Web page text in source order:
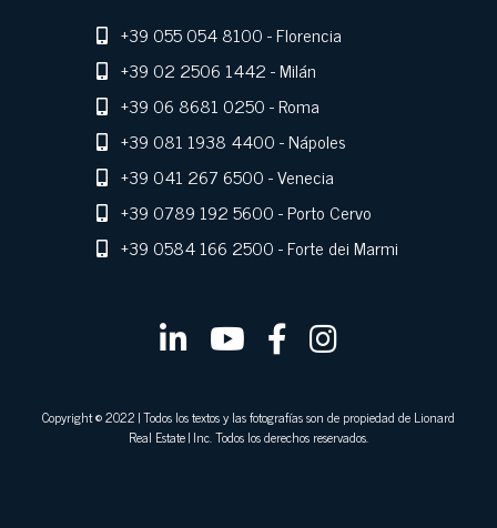
+39 055 054 8100- Florencia
+39 02 2506 1442- Milán
+39 06 8681 0250- Roma
+39 081 1938 4400- Nápoles
+39 041 267 6500- Venecia
+39 0789 192 5600- Porto Cervo
+39 0584 166 2500- Forte dei Marmi
Copyright © 2022 | Todos los textos y las fotografías son de propiedad de Lionard
Real Estate | Inc. Todos los derechos reservados.